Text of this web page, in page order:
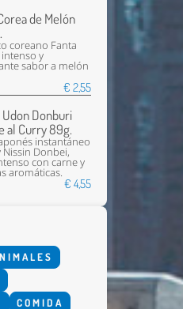
de Melón
coreano Fanta
y
sabor a melón
€ 2,55
Udon Donburi
al Curry 89g.
instantáneo
Nissin Donbei,
con carne y
aromáticas.
€ 4,55
COMIDA